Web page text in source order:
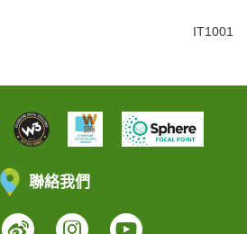
IT1001
聯絡我們